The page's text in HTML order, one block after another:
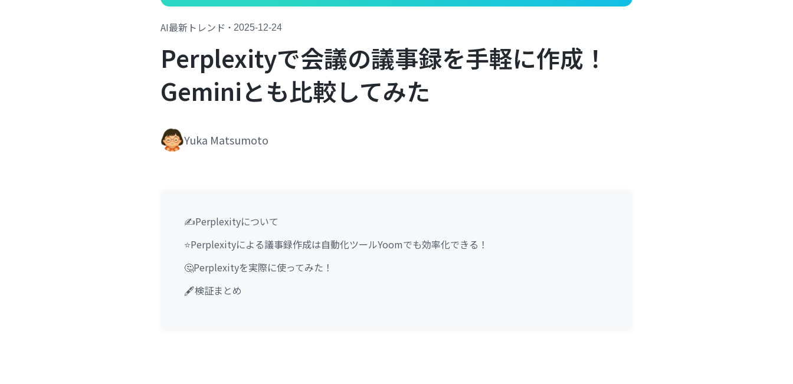
AI最新トレンド ・ 2025-12-24
Perplexityで会議の議事録を手軽に作成！
Geminiとも比較してみた
Yuka Matsumoto
✍️Perplexityについて
⭐Perplexityによる議事録作成は自動化ツールYoomでも効率化できる！
🤔Perplexityを実際に使ってみた！
🖋検証まとめ